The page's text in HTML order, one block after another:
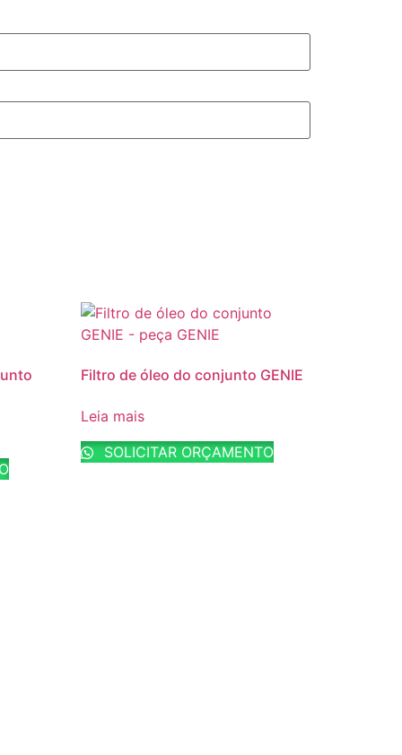
Filtro de óleo do conjunto GENIE
Leia mais
SOLICITAR ORÇAMENTO